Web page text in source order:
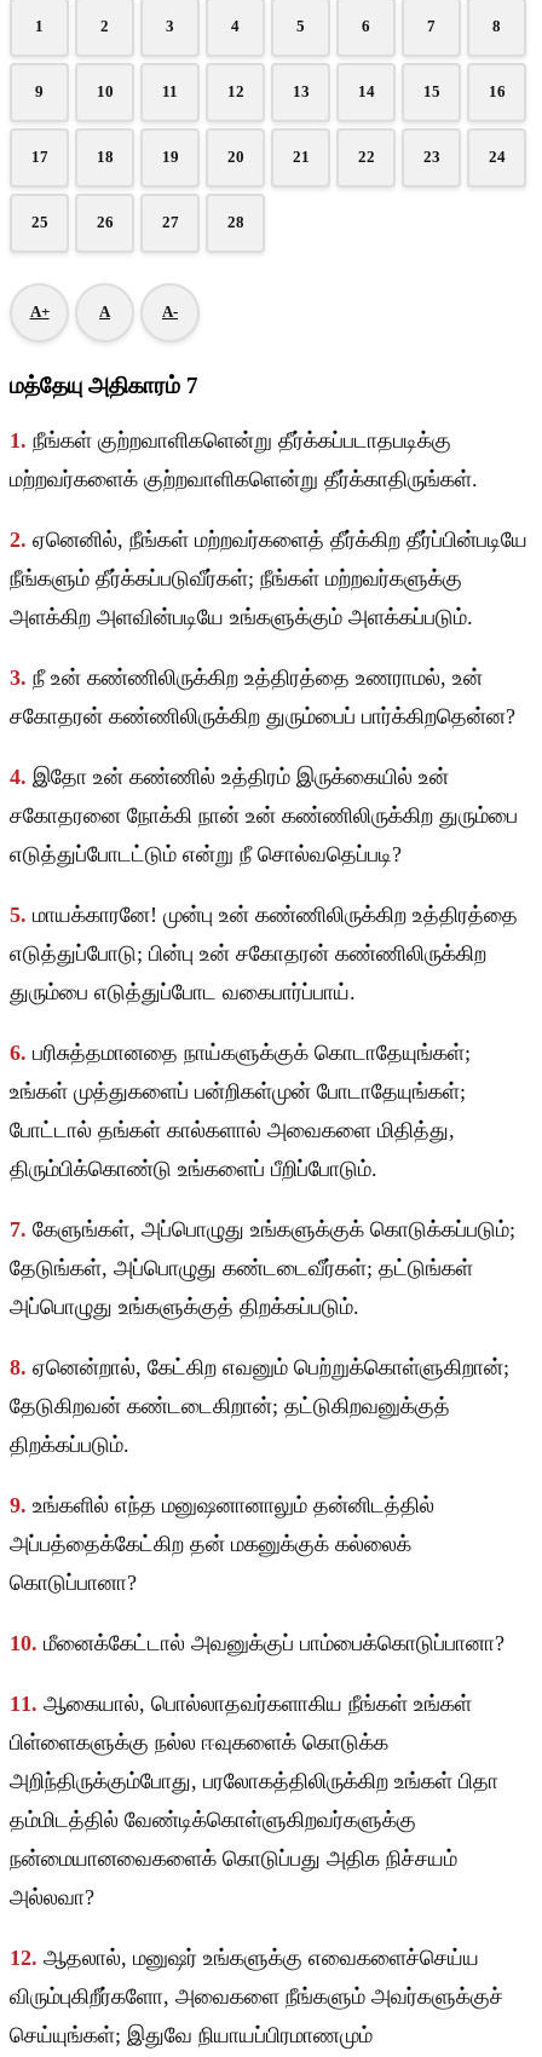
1 2 3 4 5 6 7 8
9 10 11 12 13 14 15 16
17 18 19 20 21 22 23 24
25 26 27 28
A+ A A-
மத்தேயு அதிகாரம் 7
1. நீங்கள் குற்றவாளிகளென்று தீர்க்கப்படாதபடிக்கு
மற்றவர்களைக் குற்றவாளிகளென்று தீர்க்காதிருங்கள்.
2. ஏனெனில், நீங்கள் மற்றவர்களைத் தீர்க்கிற தீர்ப்பின்படியே
நீங்களும் தீர்க்கப்படுவீர்கள்; நீங்கள் மற்றவர்களுக்கு
அளக்கிற அளவின்படியே உங்களுக்கும் அளக்கப்படும்.
3. நீ உன் கண்ணிலிருக்கிற உத்திரத்தை உணராமல், உன்
சகோதரன் கண்ணிலிருக்கிற துரும்பைப் பார்க்கிறதென்ன?
4. இதோ உன் கண்ணில் உத்திரம் இருக்கையில் உன்
சகோதரனை நோக்கி நான் உன் கண்ணிலிருக்கிற துரும்பை
எடுத்துப்போடட்டும் என்று நீ சொல்வதெப்படி?
5. மாயக்காரனே! முன்பு உன் கண்ணிலிருக்கிற உத்திரத்தை
எடுத்துப்போடு; பின்பு உன் சகோதரன் கண்ணிலிருக்கிற
துரும்பை எடுத்துப்போட வகைபார்ப்பாய்.
6. பரிசுத்தமானதை நாய்களுக்குக் கொடாதேயுங்கள்;
உங்கள் முத்துகளைப் பன்றிகள்முன் போடாதேயுங்கள்;
போட்டால் தங்கள் கால்களால் அவைகளை மிதித்து,
திரும்பிக்கொண்டு உங்களைப் பீறிப்போடும்.
7. கேளுங்கள், அப்பொழுது உங்களுக்குக் கொடுக்கப்படும்;
தேடுங்கள், அப்பொழுது கண்டடைவீர்கள்; தட்டுங்கள்
அப்பொழுது உங்களுக்குத் திறக்கப்படும்.
8. ஏனென்றால், கேட்கிற எவனும் பெற்றுக்கொள்ளுகிறான்;
தேடுகிறவன் கண்டடைகிறான்; தட்டுகிறவனுக்குத்
திறக்கப்படும்.
9. உங்களில் எந்த மனுஷனானாலும் தன்னிடத்தில்
அப்பத்தைக்கேட்கிற தன் மகனுக்குக் கல்லைக்
கொடுப்பானா?
10. மீனைக்கேட்டால் அவனுக்குப் பாம்பைக்கொடுப்பானா?
11. ஆகையால், பொல்லாதவர்களாகிய நீங்கள் உங்கள்
பிள்ளைகளுக்கு நல்ல ஈவுகளைக் கொடுக்க
அறிந்திருக்கும்போது, பரலோகத்திலிருக்கிற உங்கள் பிதா
தம்மிடத்தில் வேண்டிக்கொள்ளுகிறவர்களுக்கு
நன்மையானவைகளைக் கொடுப்பது அதிக நிச்சயம்
அல்லவா?
12. ஆதலால், மனுஷர் உங்களுக்கு எவைகளைச்செய்ய
விரும்புகிறீர்களோ, அவைகளை நீங்களும் அவர்களுக்குச்
செய்யுங்கள்; இதுவே நியாயப்பிரமாணமும்